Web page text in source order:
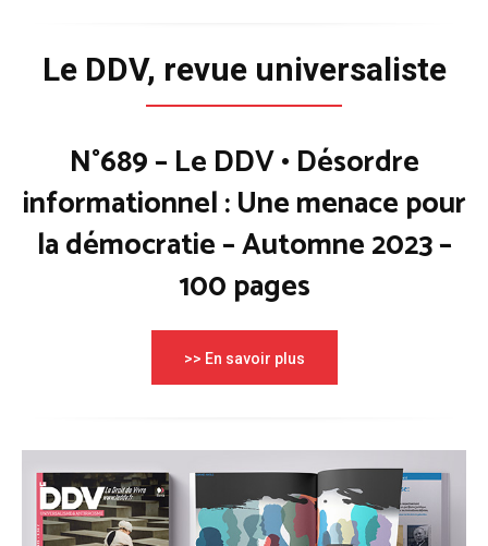
Le DDV, revue universaliste
N°689 – Le DDV • Désordre
informationnel : Une menace pour
la démocratie – Automne 2023 –
100 pages
>> En savoir plus